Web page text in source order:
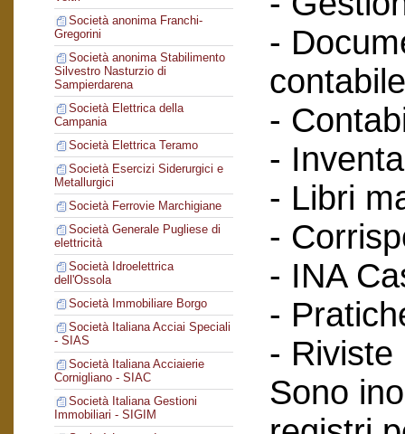
Società anonima Franchi-
Gregorini
Società anonima Stabilimento
Silvestro Nasturzio di
Sampierdarena
Società Elettrica della
Campania
Società Elettrica Teramo
Società Esercizi Siderurgici e
Metallurgici
Società Ferrovie Marchigiane
Società Generale Pugliese di
elettricità
Società Idroelettrica
dell'Ossola
Società Immobiliare Borgo
Società Italiana Acciai Speciali
- SIAS
Società Italiana Acciaierie
Cornigliano - SIAC
Società Italiana Gestioni
Immobiliari - SIGIM
-
-
-
- Libri
-
- INA
-
- Riviste
Sono